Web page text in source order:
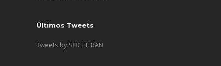
Últimos Tweets
Tweets by SOCHITRAN